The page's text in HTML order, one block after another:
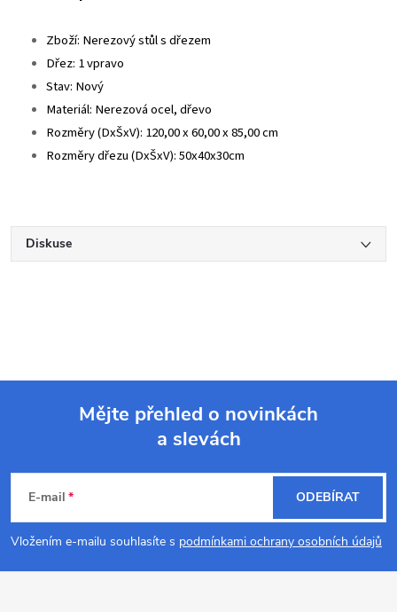
Zboží: Nerezový stůl s dřezem
Dřez: 1 vpravo
Stav: Nový
Materiál: Nerezová ocel, dřevo
Rozměry (DxŠxV): 120,00 x 60,00 x 85,00 cm
Rozměry dřezu (DxŠxV): 50x40x30cm
Diskuse
p
a
Mějte přehled o novinkách
a slevách
E-mail
Vložením e-mailu souhlasíte s podmínkami ochrany osobních údajů
ODEBÍRAT